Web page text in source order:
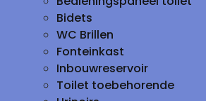
Bidets
WC Brillen
Fonteinkast
Inbouwreservoir
Toilet toebehorende